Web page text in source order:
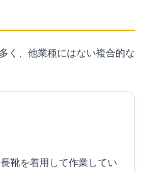
く、他業種にはない複合的な
靴を着用して作業してい